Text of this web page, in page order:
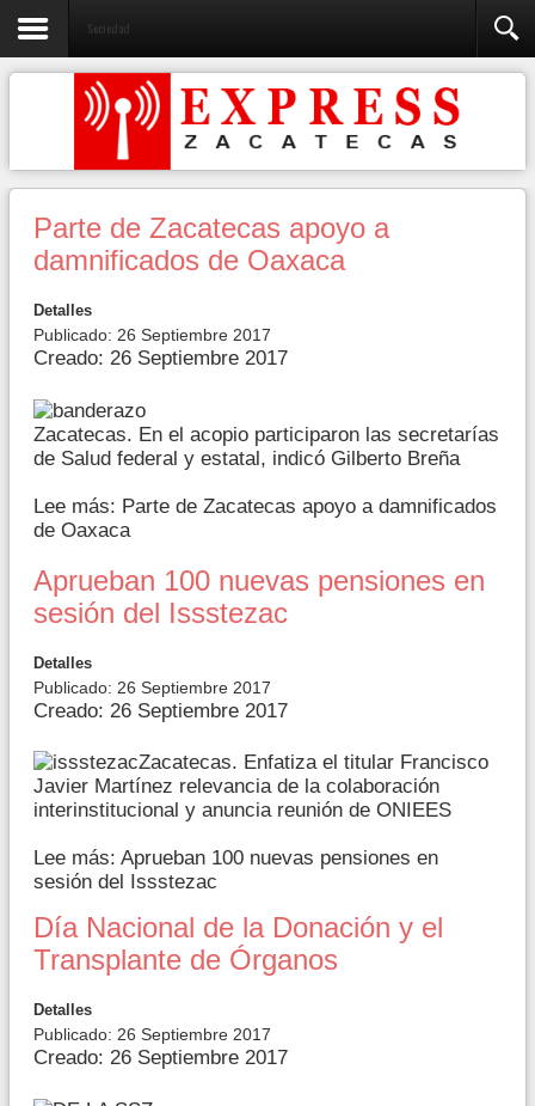
Sociedad
Parte de Zacatecas apoyo a
damnificados de Oaxaca
Detalles
Publicado: 26 Septiembre 2017
Creado: 26 Septiembre 2017
Zacatecas. En el acopio participaron las secretarías
de Salud federal y estatal, indicó Gilberto Breña
Lee más: Parte de Zacatecas apoyo a damnificados
de Oaxaca
Aprueban 100 nuevas pensiones en
sesión del Issstezac
Detalles
Publicado: 26 Septiembre 2017
Creado: 26 Septiembre 2017
Zacatecas. Enfatiza el titular Francisco
Javier Martínez relevancia de la colaboración
interinstitucional y anuncia reunión de ONIEES
Lee más: Aprueban 100 nuevas pensiones en
sesión del Issstezac
Día Nacional de la Donación y el
Transplante de Órganos
Detalles
Publicado: 26 Septiembre 2017
Creado: 26 Septiembre 2017